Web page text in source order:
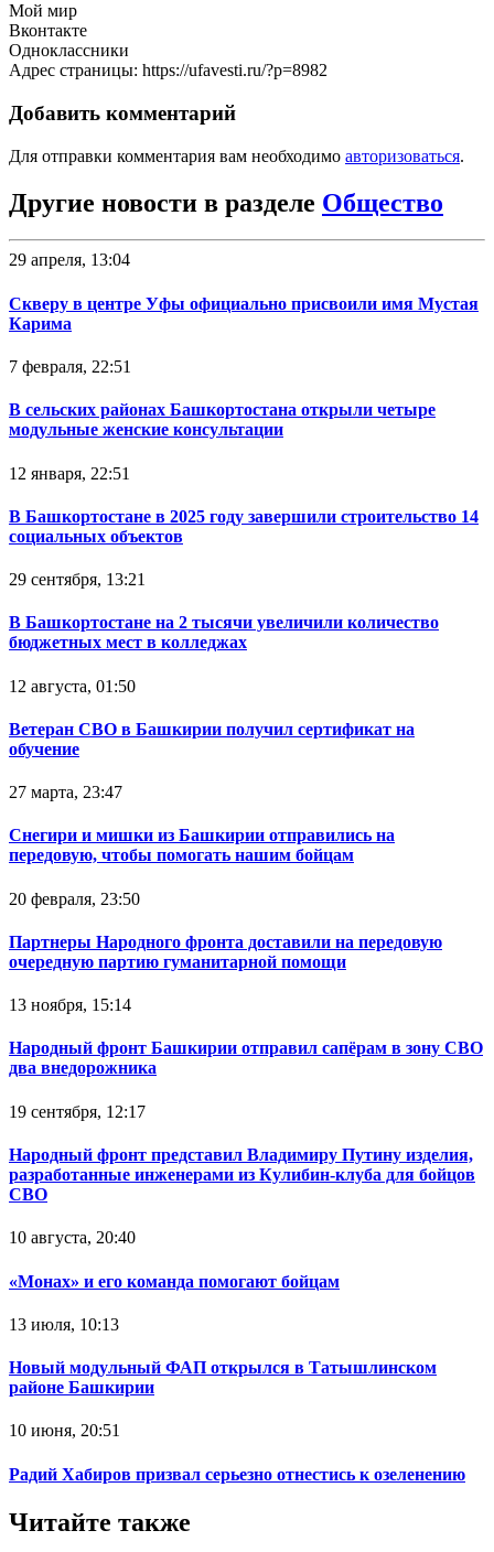
Мой мир
Вконтакте
Одноклассники
Адрес страницы: https://ufavesti.ru/?p=8982
Добавить комментарий
Для отправки комментария вам необходимо авторизоваться.
Другие новости в разделе Общество
29 апреля, 13:04
Скверу в центре Уфы официально присвоили имя Мустая
Карима
7 февраля, 22:51
В сельских районах Башкортостана открыли четыре
модульные женские консультации
12 января, 22:51
В Башкортостане в 2025 году завершили строительство 14
социальных объектов
29 сентября, 13:21
В Башкортостане на 2 тысячи увеличили количество
бюджетных мест в колледжах
12 августа, 01:50
Ветеран СВО в Башкирии получил сертификат на
обучение
27 марта, 23:47
Снегири и мишки из Башкирии отправились на
передовую, чтобы помогать нашим бойцам
20 февраля, 23:50
Партнеры Народного фронта доставили на передовую
очередную партию гуманитарной помощи
13 ноября, 15:14
Народный фронт Башкирии отправил сапёрам в зону СВО
два внедорожника
19 сентября, 12:17
Народный фронт представил Владимиру Путину изделия,
разработанные инженерами из Кулибин-клуба для бойцов
СВО
10 августа, 20:40
«Монах» и его команда помогают бойцам
13 июля, 10:13
Новый модульный ФАП открылся в Татышлинском
районе Башкирии
10 июня, 20:51
Радий Хабиров призвал серьезно отнестись к озеленению
Читайте также